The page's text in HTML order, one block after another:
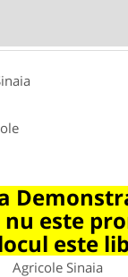
nu este
este
Agricole Sinaia